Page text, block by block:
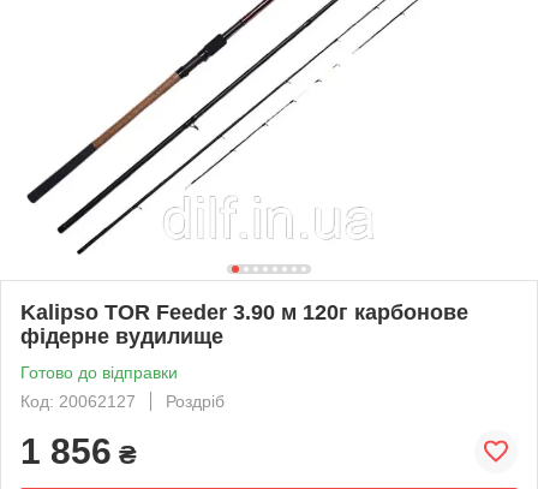
Kalipso TOR Feeder 3.90 м 120г карбонове
фідерне вудилище
Готово до відправки
Код: 20062127
Роздріб
1 856 ₴